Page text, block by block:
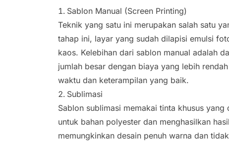
Sablon Manual (Screen Printing)
Teknik yang satu ini merupakan salah satu
tahap ini, layar yang sudah dilapisi emulsi
kaos. Kelebihan dari sablon manual adalah
jumlah besar dengan biaya yang lebih
waktu dan keterampilan yang baik.
Sublimasi
Sablon sublimasi memakai tinta khusus
untuk bahan polyester dan menghasilkan
memungkinkan desain penuh warna dan